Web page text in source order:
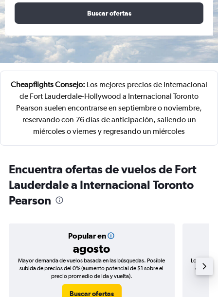
Buscar ofertas
Cheapflights Consejo: Los mejores precios de Internacional
de Fort Lauderdale-Hollywood a Internacional Toronto
Pearson suelen encontrarse en septiembre o noviembre,
reservando con 76 días de anticipación, saliendo un
miércoles o viernes y regresando un miércoles
Encuentra ofertas de vuelos de Fort
Lauderdale a Internacional Toronto
Pearson
Popular en
agosto
Mayor demanda de vuelos basada en las búsquedas. Posible
subida de precios del 0% (aumento potencial de $1 sobre el
precio promedio de ida y vuelta).
Buscar ofertas
Los
de